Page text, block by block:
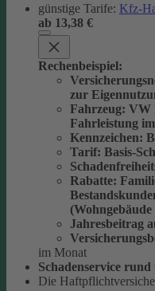
günstige Tarife: Kfz-
ab 13,38 €
Rechenbeispiel:
zur
Fahrzeug: VW
Fahrleistung
Kennzeichen:
Tarif: Basis-
Rabatte:
Jahresbeitrag
im Monat
Schadenservice
Die